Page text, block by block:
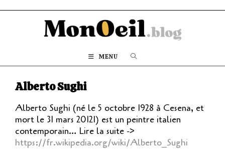
MENU
Alberto Sughi
Alberto Sughi (né le 5 octobre 1928 à Cesena, et
mort le 31 mars 20121) est un peintre italien
contemporain… Lire la suite ->
https://fr.wikipedia.org/wiki/Alberto_Sughi